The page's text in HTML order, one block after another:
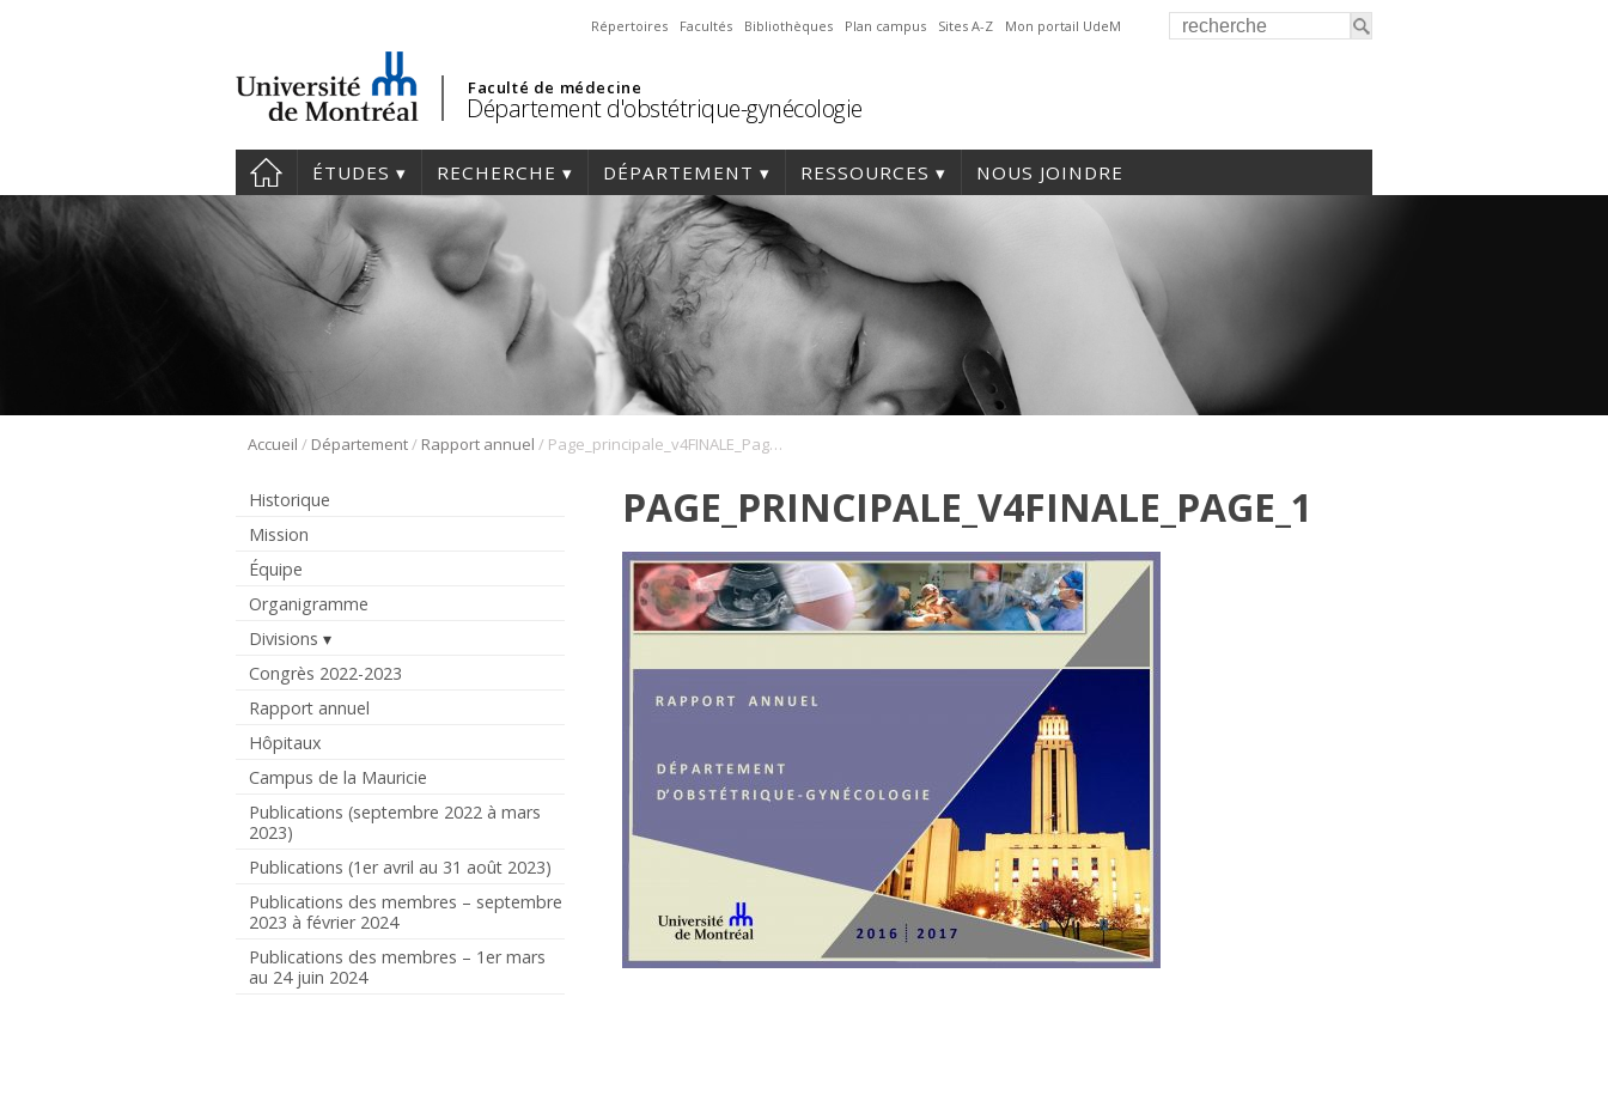
Répertoires Facultés Bibliothèques Plan campus Sites A-Z Mon portail UdeM
Faculté de médecine
Département d'obstétrique-gynécologie
ÉTUDES RECHERCHE DÉPARTEMENT RESSOURCES NOUS JOINDRE
Accueil / Département/ Rapport annuel / Page_principale_v4FINALE_Page_1
Historique
Mission
Équipe
Organigramme
Divisions
Congrès 2022-2023
Rapport annuel
Hôpitaux
Campus de la Mauricie
Publications (septembre 2022 à mars
2023)
Publications (1er avril au 31 août 2023)
Publications des membres – septembre
2023 à février 2024
Publications des membres – 1er mars
au 24 juin 2024
PAGE_PRINCIPALE_V4FINALE_PAGE_1